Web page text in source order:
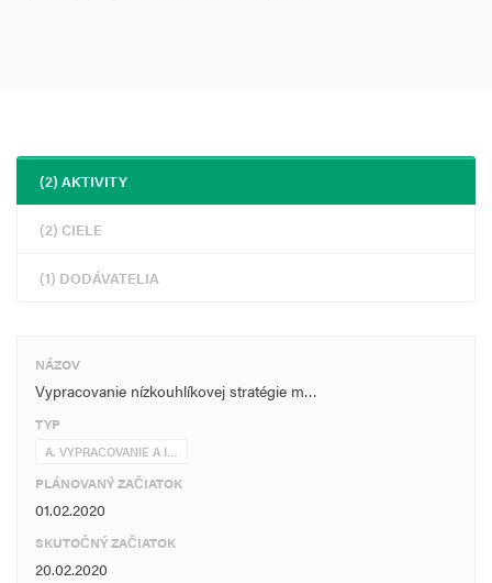
(2) AKTIVITY
(2) CIELE
(1) DODÁVATELIA
NÁZOV
Vypracovanie nízkouhlíkovej stratégie m…
TYP
A. VYPRACOVANIE A I…
PLÁNOVANÝ ZAČIATOK
01.02.2020
SKUTOČNÝ ZAČIATOK
20.02.2020